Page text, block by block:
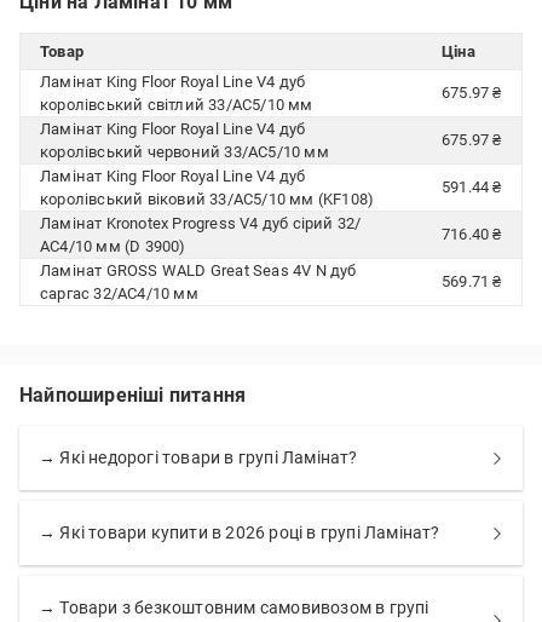
Товар
Ціна
Ламінат King Floor Royal Line V4 дуб
королівський світлий 33/АС5/10 мм
675.97 ₴
Ламінат King Floor Royal Line V4 дуб
королівський червоний 33/АС5/10 мм
675.97 ₴
Ламінат King Floor Royal Line V4 дуб
королівський віковий 33/АС5/10 мм (KF108)
591.44 ₴
Ламінат Kronotex Progress V4 дуб сірий 32/
АС4/10 мм (D 3900)
716.40 ₴
Ламінат GROSS WALD Great Seas 4V N дуб
саргас 32/АС4/10 мм
569.71 ₴
Найпоширеніші питання
→ Які недорогі товари в групі Ламінат?
→ Які товари купити в 2026 році в групі Ламінат?
→ Товари з безкоштовним самовивозом в групі